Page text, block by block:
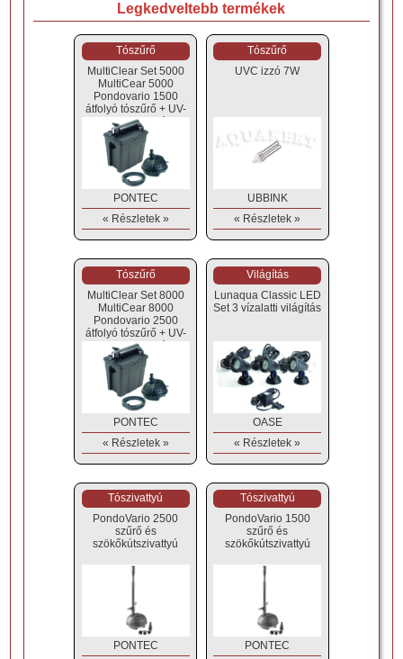
Legkedveltebb termékek
Tószűrő
MultiClear Set 5000
MultiCear 5000
Pondovario 1500
átfolyó tószűrő + UV-
C + szivattyú
PONTEC
« Részletek »
Tószűrő
UVC izzó 7W
UBBINK
« Részletek »
Tószűrő
MultiClear Set 8000
MultiCear 8000
Pondovario 2500
átfolyó tószűrő + UV-
C + szivattyú
PONTEC
« Részletek »
Világítás
Lunaqua Classic LED
Set 3 vízalatti világítás
OASE
« Részletek »
Tószivattyú
PondoVario 2500
szűrő és
szökőkútszivattyú
PONTEC
Tószivattyú
PondoVario 1500
szűrő és
szökőkútszivattyú
PONTEC